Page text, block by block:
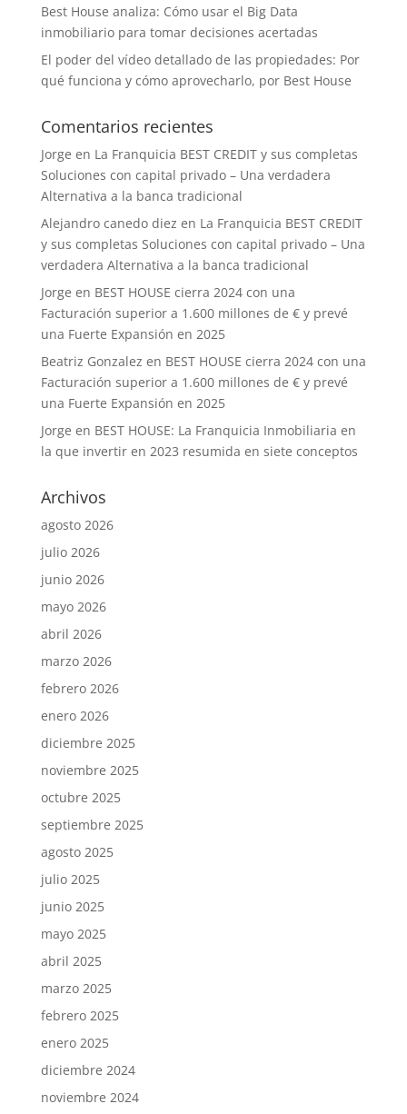
Best House analiza: Cómo usar el Big Data
inmobiliario para tomar decisiones acertadas
El poder del vídeo detallado de las propiedades: Por
qué funciona y cómo aprovecharlo, por Best House
Comentarios recientes
Jorge en La Franquicia BEST CREDIT y sus completas
Soluciones con capital privado – Una verdadera
Alternativa a la banca tradicional
Alejandro canedo diez en La Franquicia BEST CREDIT
y sus completas Soluciones con capital privado – Una
verdadera Alternativa a la banca tradicional
Jorge en BEST HOUSE cierra 2024 con una
Facturación superior a 1.600 millones de € y prevé
una Fuerte Expansión en 2025
Beatriz Gonzalez en BEST HOUSE cierra 2024 con una
Facturación superior a 1.600 millones de € y prevé
una Fuerte Expansión en 2025
Jorge en BEST HOUSE: La Franquicia Inmobiliaria en
la que invertir en 2023 resumida en siete conceptos
Archivos
agosto 2026
julio 2026
junio 2026
mayo 2026
abril 2026
marzo 2026
febrero 2026
enero 2026
diciembre 2025
noviembre 2025
octubre 2025
septiembre 2025
agosto 2025
julio 2025
junio 2025
mayo 2025
abril 2025
marzo 2025
febrero 2025
enero 2025
diciembre 2024
noviembre 2024